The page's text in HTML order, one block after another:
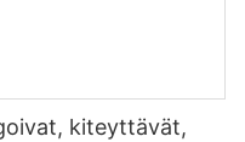
kiteyttävät,